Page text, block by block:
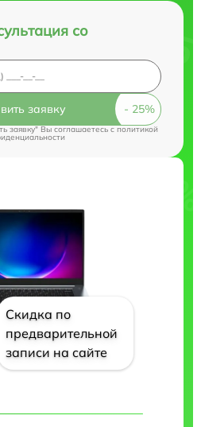
со
заявку
заявку" Вы соглашаетесь cполитикой
Скидка по
предварительной
записи на сайте